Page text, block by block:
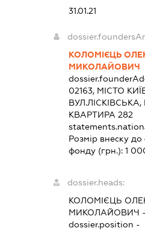
31.01.21
КОЛОМІЄЦЬ
МИКОЛАЙОВИЧ
02163, МІСТО
КВАРТИРА 282
Розмір внеску до
фонду (грн.): 1
dossier.heads:
КОЛОМІЄЦЬ
МИКОЛАЙОВИЧ -
dossier.position -